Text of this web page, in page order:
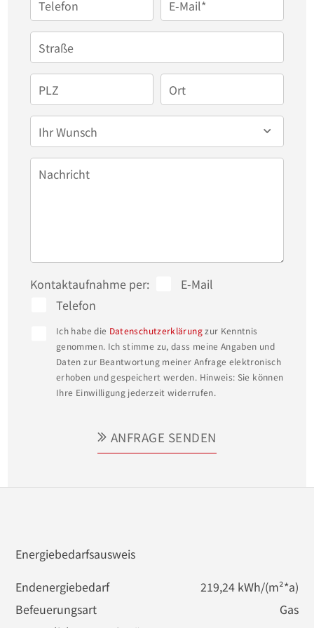
Telefon E-Mail*
Straße
PLZ Ort
Ihr Wunsch
Nachricht
Kontaktaufnahme per:
E-Mail
Telefon
Ich habe die Datenschutzerklärungzur Kenntnis
genommen. Ich stimme zu, dass meine Angaben und
Daten zur Beantwortung meiner Anfrage elektronisch
erhoben und gespeichert werden. Hinweis: Sie können
Ihre Einwilligung jederzeit widerrufen.
ANFRAGE SENDEN
Energiebedarfsausweis
Endenergiebedarf
219,24 kWh/(m²*a)
Befeuerungsart
Gas